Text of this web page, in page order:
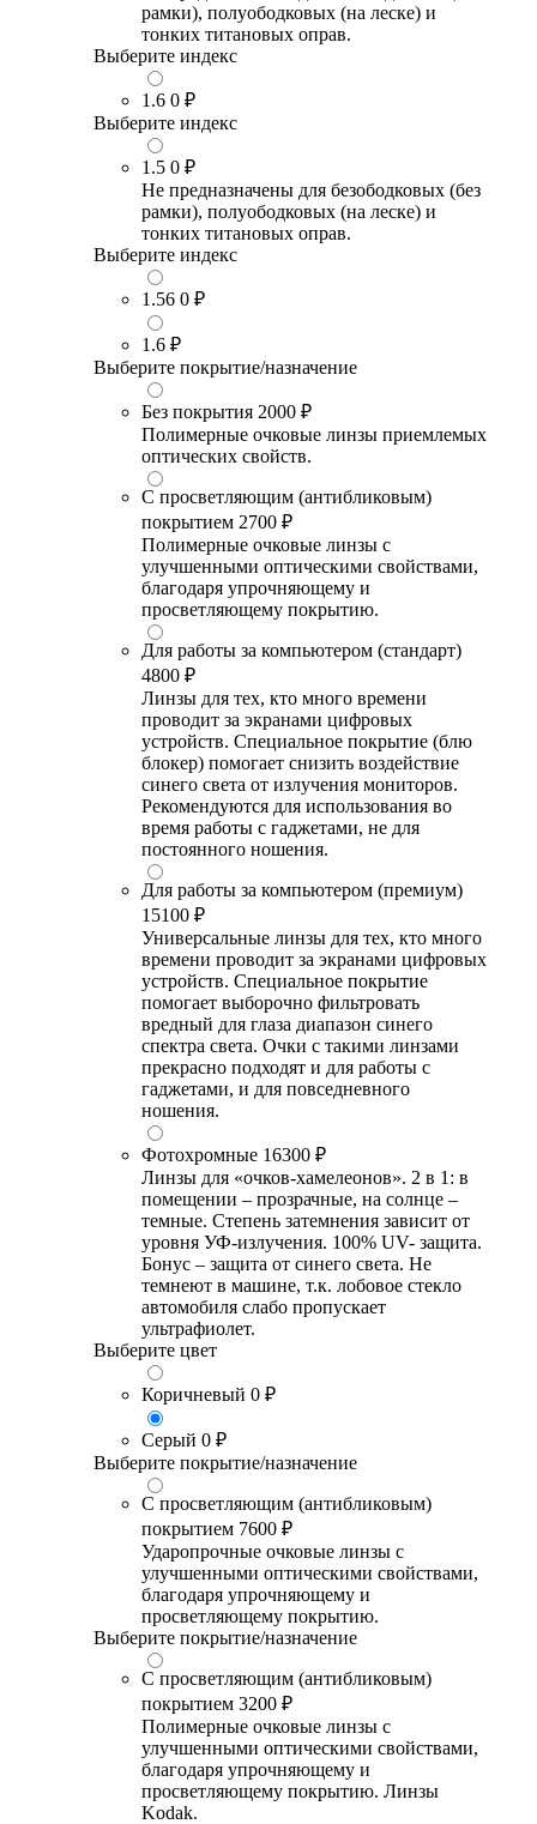
рамки), полуободковых (на леске) и
тонких титановых оправ.
Выберите индекс
1.6 0 ₽
Выберите индекс
1.5 0 ₽
Не предназначены для безободковых (без
рамки), полуободковых (на леске) и
тонких титановых оправ.
Выберите индекс
1.56 0 ₽
1.6 ₽
Выберите покрытие/назначение
Без покрытия 2000 ₽
Полимерные очковые линзы приемлемых
оптических свойств.
С просветляющим (антибликовым)
покрытием 2700 ₽
Полимерные очковые линзы с
улучшенными оптическими свойствами,
благодаря упрочняющему и
просветляющему покрытию.
Для работы за компьютером (стандарт)
4800 ₽
Линзы для тех, кто много времени
проводит за экранами цифровых
устройств. Специальное покрытие (блю
блокер) помогает снизить воздействие
синего света от излучения мониторов.
Рекомендуются для использования во
время работы с гаджетами, не для
постоянного ношения.
Для работы за компьютером (премиум)
15100 ₽
Универсальные линзы для тех, кто много
времени проводит за экранами цифровых
устройств. Специальное покрытие
помогает выборочно фильтровать
вредный для глаза диапазон синего
спектра света. Очки с такими линзами
прекрасно подходят и для работы с
гаджетами, и для повседневного
ношения.
Фотохромные 16300 ₽
Линзы для «очков-хамелеонов». 2 в 1: в
помещении – прозрачные, на солнце –
темные. Степень затемнения зависит от
уровня УФ-излучения. 100% UV- защита.
Бонус – защита от синего света. Не
темнеют в машине, т.к. лобовое стекло
автомобиля слабо пропускает
ультрафиолет.
Выберите цвет
Коричневый 0 ₽
Серый 0 ₽
Выберите покрытие/назначение
С просветляющим (антибликовым)
покрытием 7600 ₽
Ударопрочные очковые линзы с
улучшенными оптическими свойствами,
благодаря упрочняющему и
просветляющему покрытию.
Выберите покрытие/назначение
С просветляющим (антибликовым)
покрытием 3200 ₽
Полимерные очковые линзы с
улучшенными оптическими свойствами,
благодаря упрочняющему и
просветляющему покрытию. Линзы
Kodak.